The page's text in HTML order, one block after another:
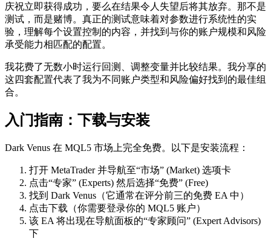
庆祝立即获得成功，要么在结果令人失望后将其放弃。那不是
测试，而是赌博。真正的测试意味着对参数进行系统性的实
验，理解每个设置控制的内容，并找到与你的账户规模和风险
承受能力相匹配的配置。
我花费了无数小时运行回测、调整变量并比较结果。我分享的
这四套配置代表了我为不同账户类型和风险偏好找到的最佳组
合。
入门指南：下载与安装
Dark Venus 在 MQL5 市场上完全免费。以下是安装流程：
打开 MetaTrader 并导航至“市场” (Market) 选项卡
点击“专家” (Experts) 然后选择“免费” (Free)
找到 Dark Venus（它通常在评分前三的免费 EA 中）
点击下载（你需要登录你的 MQL5 账户）
该 EA 将出现在导航面板的“专家顾问” (Expert Advisors)
下